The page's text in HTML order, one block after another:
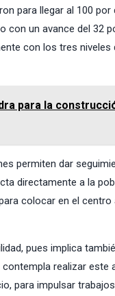
para llegar al 100
con un avance del 32
con los tres
para la
permiten dar
directamente a la
colocar en el
pues implica
realizar este
para impulsar